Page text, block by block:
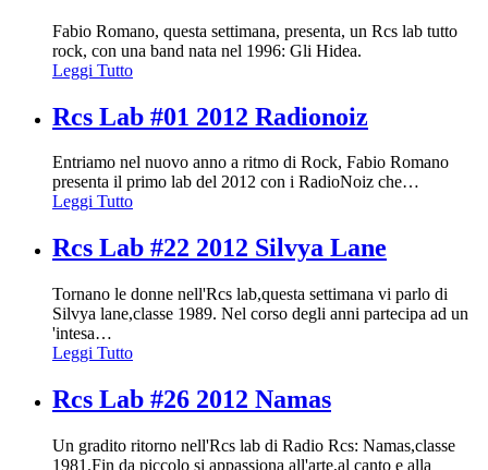
Fabio Romano, questa settimana, presenta, un Rcs lab tutto
rock, con una band nata nel 1996: Gli Hidea.
Leggi Tutto
Rcs Lab #01 2012 Radionoiz
Entriamo nel nuovo anno a ritmo di Rock, Fabio Romano
presenta il primo lab del 2012 con i RadioNoiz che…
Leggi Tutto
Rcs Lab #22 2012 Silvya Lane
Tornano le donne nell'Rcs lab,questa settimana vi parlo di
Silvya lane,classe 1989. Nel corso degli anni partecipa ad un
'intesa…
Leggi Tutto
Rcs Lab #26 2012 Namas
Un gradito ritorno nell'Rcs lab di Radio Rcs: Namas,classe
1981.Fin da piccolo si appassiona all'arte,al canto e alla